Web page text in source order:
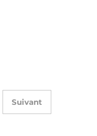
Suivant